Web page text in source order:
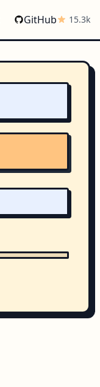
GitHub 15.3k